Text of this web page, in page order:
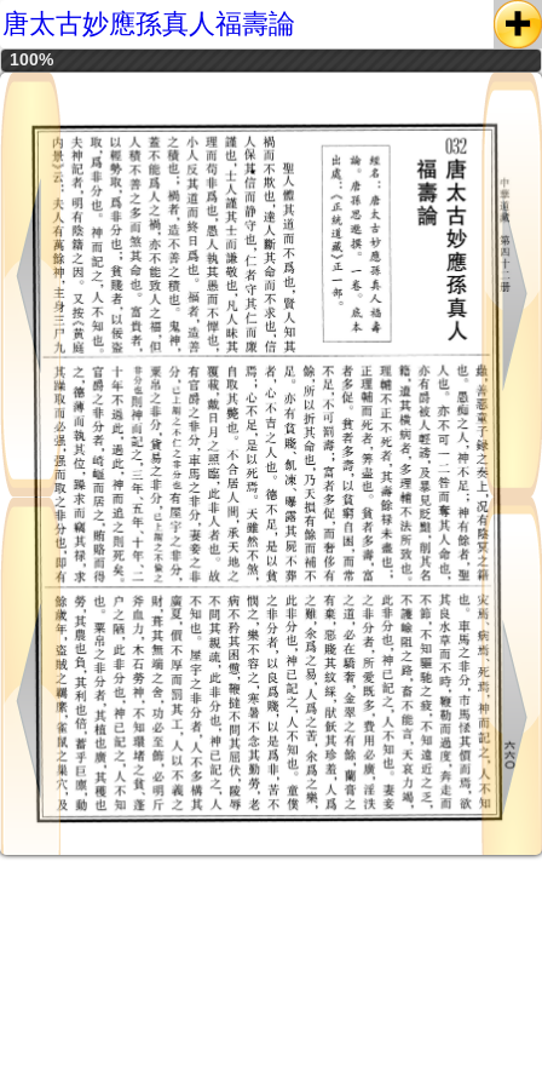
唐太古妙應孫真人福壽論
100%